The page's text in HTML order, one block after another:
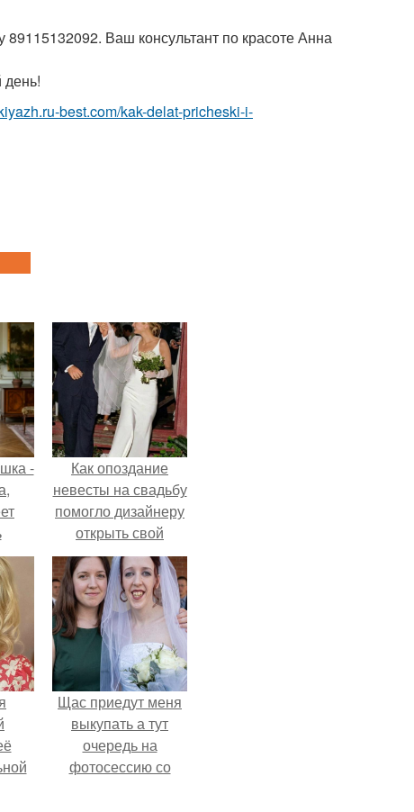
Ваш консультант по красоте Анна
день!
best.com/kak-delat-pricheski-i-
-
и
Как опоздание
невесты на свадьбу
помогло дизайнеру
открыть свой
бренд.
Щас приедут меня
выкупать а тут
очередь на
фотосессию со